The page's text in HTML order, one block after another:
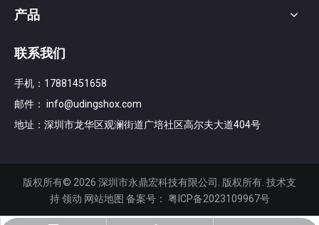
产品
联系我们
手机：17881451658
邮件： info@udingshox.com
地址：深圳市龙华区观澜街道广培社区高尔夫大道404号
版权所有©️ 2026 深圳市永鼎宏科技有限公司. 版权所有. 技术支
持领动 网站地图 备案号： 粤ICP备2023109967号